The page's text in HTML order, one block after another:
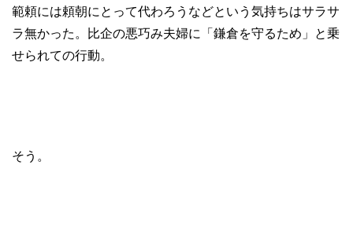
範頼には頼朝にとって代わろうなどという気持ちはサラサ
ラ無かった。比企の悪巧み夫婦に「鎌倉を守るため」と乗
せられての行動。
そう。